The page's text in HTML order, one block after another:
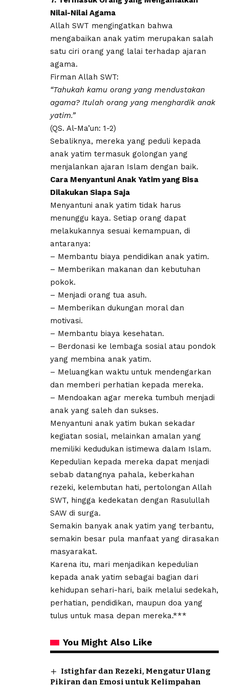
Nilai-Nilai Agama
Allah SWT mengingatkan bahwa
mengabaikan anak yatim merupakan salah
satu ciri orang yang lalai terhadap ajaran
agama.
Firman Allah SWT:
“Tahukah kamu orang yang mendustakan
agama? Itulah orang yang menghardik anak
yatim.”
(QS. Al-Ma’un: 1-2)
Sebaliknya, mereka yang peduli kepada
anak yatim termasuk golongan yang
menjalankan ajaran Islam dengan baik.
Cara Menyantuni Anak Yatim yang Bisa
Dilakukan Siapa Saja
Menyantuni anak yatim tidak harus
menunggu kaya. Setiap orang dapat
melakukannya sesuai kemampuan, di
antaranya:
– Membantu biaya pendidikan anak yatim.
– Memberikan makanan dan kebutuhan
pokok.
– Menjadi orang tua asuh.
– Memberikan dukungan moral dan
motivasi.
– Membantu biaya kesehatan.
– Berdonasi ke lembaga sosial atau pondok
yang membina anak yatim.
– Meluangkan waktu untuk mendengarkan
dan memberi perhatian kepada mereka.
– Mendoakan agar mereka tumbuh menjadi
anak yang saleh dan sukses.
Menyantuni anak yatim bukan sekadar
kegiatan sosial, melainkan amalan yang
memiliki kedudukan istimewa dalam Islam.
Kepedulian kepada mereka dapat menjadi
sebab datangnya pahala, keberkahan
rezeki, kelembutan hati, pertolongan Allah
SWT, hingga kedekatan dengan Rasulullah
SAW di surga.
Semakin banyak anak yatim yang terbantu,
semakin besar pula manfaat yang dirasakan
masyarakat.
Karena itu, mari menjadikan kepedulian
kepada anak yatim sebagai bagian dari
kehidupan sehari-hari, baik melalui sedekah,
perhatian, pendidikan, maupun doa yang
tulus untuk masa depan mereka.***
You Might Also Like
Istighfar dan Rezeki, Mengatur Ulang
Pikiran dan Emosi untuk Kelimpahan